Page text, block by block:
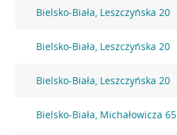
Bielsko-Biała, Leszczyńska 20
Bielsko-Biała, Leszczyńska 20
Bielsko-Biała, Leszczyńska 20
Bielsko-Biała, Michałowicza 65